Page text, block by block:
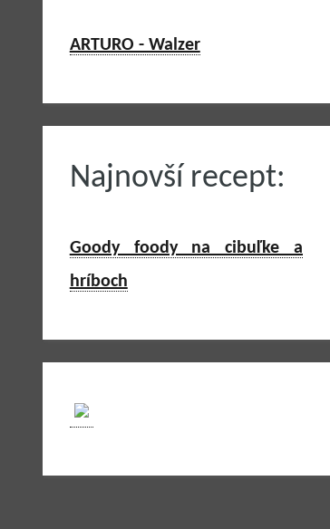
ARTURO - Walzer
Najnovší recept:
Goody foody na cibuľke a
hríboch